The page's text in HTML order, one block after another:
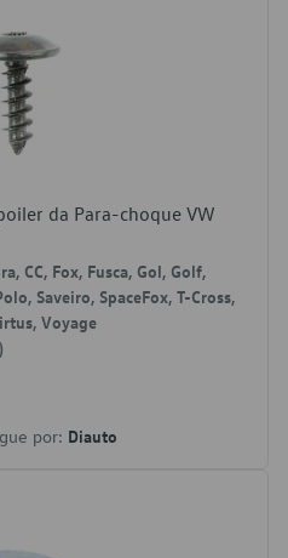
da Para-choque VW
CC, Fox, Fusca, Gol, Golf,
Saveiro, SpaceFox, T-Cross,
Voyage
por: Diauto